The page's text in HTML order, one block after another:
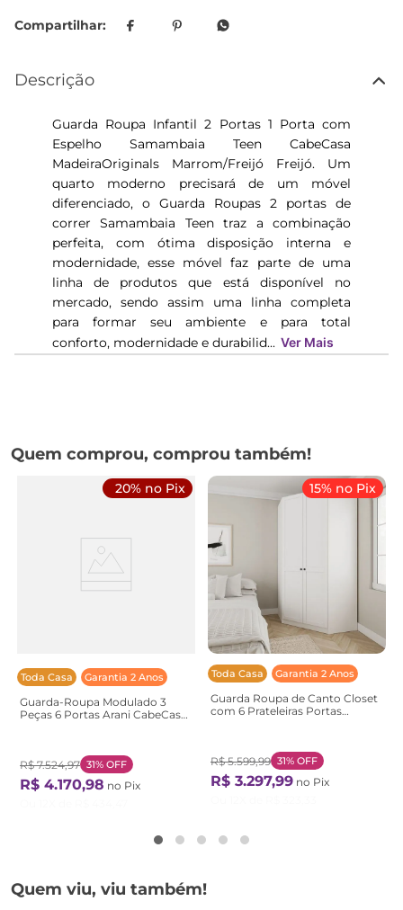
Descrição
Guarda Roupa Infantil 2 Portas 1 Porta com
Espelho Samambaia Teen CabeCasa
MadeiraOriginals Marrom/Freijó Freijó. Um
quarto moderno precisará de um móvel
diferenciado, o Guarda Roupas 2 portas de
correr Samambaia Teen traz a combinação
perfeita, com ótima disposição interna e
modernidade, esse móvel faz parte de uma
linha de produtos que está disponível no
mercado, sendo assim uma linha completa
para formar seu ambiente e para total
conforto, modernidade e durabilid... Ver Mais
Quem comprou, comprou também!
Toda Casa Garantia 2 Anos
20% no Pix
Guarda-Roupa Modulado 3
Peças 6 Portas Arani CabeCasa
R$ 7.524,97 31% OFF
R$ 4.170,98 no Pix
Toda Casa Garantia 2 Anos
15% no Pix
Guarda Roupa de Canto Closet
com 6 Prateleiras Portas
Madeiramade Branco/Algodão
Algodão
R$ 5.599,99 31% OFF
R$ 3.297,99 no Pix
Quem viu, viu também!